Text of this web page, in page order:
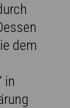
dem
in